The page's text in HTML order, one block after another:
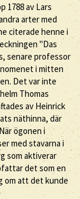
1788 av Lars
arter med
citerade henne i
"Das
senare professor
i mitten
Det var inte
Thomas
av Heinrick
näthinna, där
ögonen i
med stavarna i
som aktiverar
det som en
om att det kunde